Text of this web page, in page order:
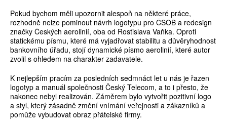
Pokud bychom měli upozornit alespoň na některé práce,
rozhodně nelze pominout návrh logotypu pro ČSOB a redesign
značky Českých aerolinií, oba od Rostislava Vaňka. Oproti
statickému písmu, které má vyjadřovat stabilitu a důvěryhodnost
bankovního úřadu, stojí dynamické písmo aerolinií, které autor
zvolil s ohledem na charakter zadavatele.
K nejlepším pracím za posledních sedmnáct let u nás je řazen
logotyp a manuál společnosti Český Telecom, a to i přesto, že
nakonec nebyl realizován. Záměrem bylo vytvořit pozitivní logo
a styl, který zásadně změní vnímání veřejnosti a zákazníků a
pomůže vybudovat obraz přátelské firmy.